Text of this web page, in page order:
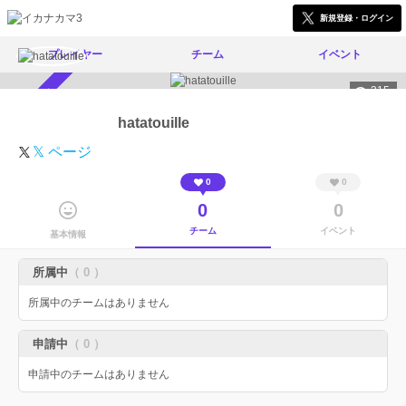
新規登録・ログイン
プレイヤー チーム イベント
315
hatatouille
𝕏 ページ
基本情報
0
0
チーム
0
0
イベント
所属中 （ 0 ）
所属中のチームはありません
申請中 （ 0 ）
申請中のチームはありません